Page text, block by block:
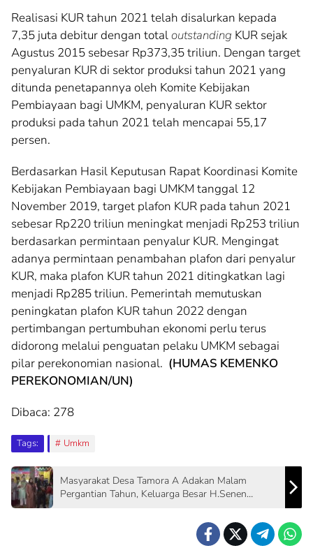
Realisasi KUR tahun 2021 telah disalurkan kepada
7,35 juta debitur dengan totaloutstanding KUR sejak
Agustus 2015 sebesar Rp373,35 triliun. Dengan target
penyaluran KUR di sektor produksi tahun 2021 yang
ditunda penetapannya oleh Komite Kebijakan
Pembiayaan bagi UMKM, penyaluran KUR sektor
produksi pada tahun 2021 telah mencapai 55,17
persen.
Berdasarkan Hasil Keputusan Rapat Koordinasi Komite
Kebijakan Pembiayaan bagi UMKM tanggal 12
November 2019, target plafon KUR pada tahun 2021
sebesar Rp220 triliun meningkat menjadi Rp253 triliun
berdasarkan permintaan penyalur KUR. Mengingat
adanya permintaan penambahan plafon dari penyalur
KUR, maka plafon KUR tahun 2021 ditingkatkan lagi
menjadi Rp285 triliun. Pemerintah memutuskan
peningkatan plafon KUR tahun 2022 dengan
pertimbangan pertumbuhan ekonomi perlu terus
didorong melalui penguatan pelaku UMKM sebagai
pilar perekonomian nasional. (HUMAS KEMENKO
PEREKONOMIAN/UN)
Dibaca: 278
Tags: Umkm
Masyarakat Desa Tamora A Adakan Malam
Pergantian Tahun, Keluarga Besar H.Senen